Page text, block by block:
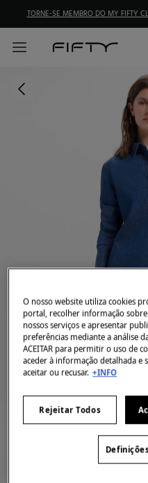
TORNE-SE MEMBRO DO MY FIFTY
O nosso website utiliza cookies
portal, recolher informação
nossos serviços e apresentar
preferências mediante a análise
ACEITAR para permitir o uso de
aceder à informação detalhada e
aceitar ou recusar. +INFO
Rejeitar Todos